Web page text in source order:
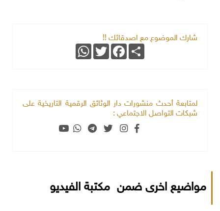
شارك الموضوع مع اصدقائك !!
Share
Facebook
Twitter
WhatsApp
لمتابعة أحدث منشورات دار الوثائق الرقمية التاريخية على
شبكات التواصل الاجتماعي :
مواضيع اخرى ضمن مكتبة الفيديو